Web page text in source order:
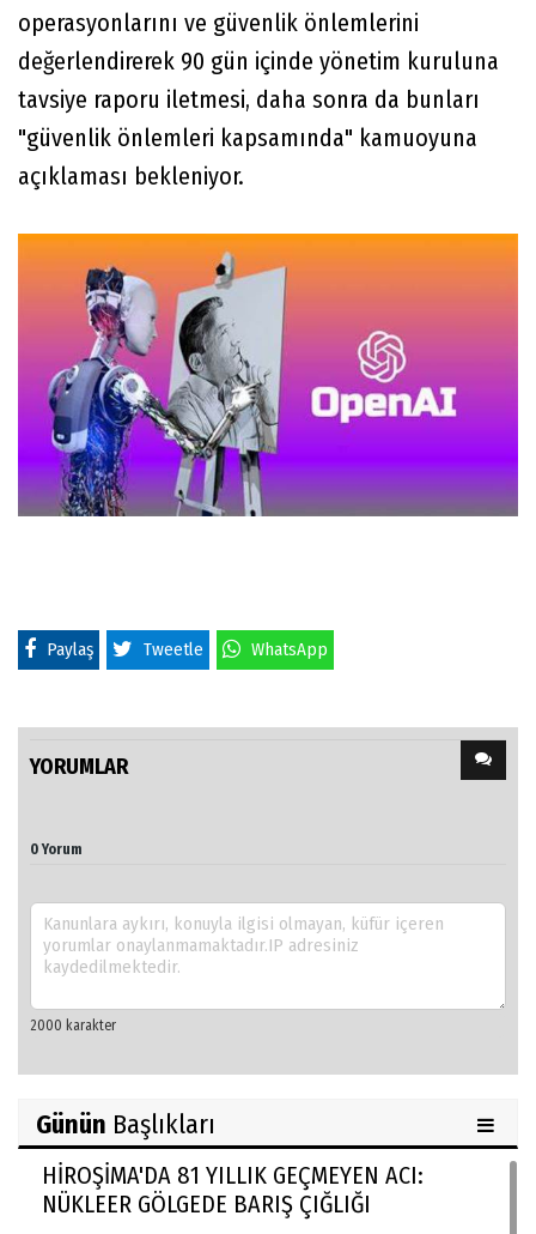
operasyonlarını ve güvenlik önlemlerini
değerlendirerek 90 gün içinde yönetim kuruluna
tavsiye raporu iletmesi, daha sonra da bunları
"güvenlik önlemleri kapsamında" kamuoyuna
açıklaması bekleniyor.
Paylaş Tweetle WhatsApp
YORUMLAR
0 Yorum
Günün Başlıkları
HİROŞİMA'DA 81 YILLIK GEÇMEYEN ACI:
NÜKLEER GÖLGEDE BARIŞ ÇIĞLIĞI